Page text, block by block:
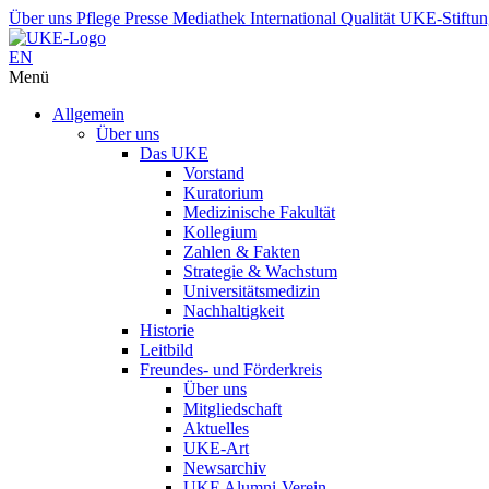
Über uns Pflege Presse Mediathek International Qualität UKE-
EN
Menü
Allgemein
Über uns
Das UKE
Vorstand
Kuratorium
Medizinische Fakultät
Kollegium
Zahlen & Fakten
Strategie & Wachstum
Universitätsmedizin
Nachhaltigkeit
Historie
Leitbild
Freundes- und Förderkreis
Über uns
Mitgliedschaft
Aktuelles
UKE-Art
Newsarchiv